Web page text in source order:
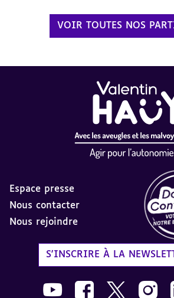
VOIR TOUTES NOS
Espace presse
Nous contacter
Nous rejoindre
S'INSCRIRE À LA
Nous suivre sur Youtube
Nous suivre sur
Nous suivre
Nous